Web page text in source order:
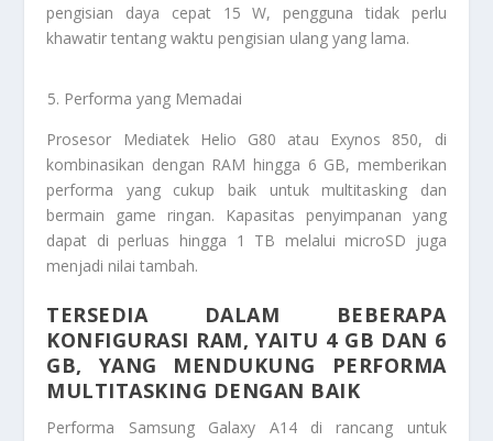
pengisian daya cepat 15 W, pengguna tidak perlu
khawatir tentang waktu pengisian ulang yang lama.
Performa yang Memadai
Prosesor Mediatek Helio G80 atau Exynos 850, di
kombinasikan dengan RAM hingga 6 GB, memberikan
performa yang cukup baik untuk multitasking dan
bermain game ringan. Kapasitas penyimpanan yang
dapat di perluas hingga 1 TB melalui microSD juga
menjadi nilai tambah.
TERSEDIA DALAM BEBERAPA
KONFIGURASI RAM, YAITU 4 GB DAN 6
GB, YANG MENDUKUNG PERFORMA
MULTITASKING DENGAN BAIK
Performa Samsung Galaxy A14 di rancang untuk